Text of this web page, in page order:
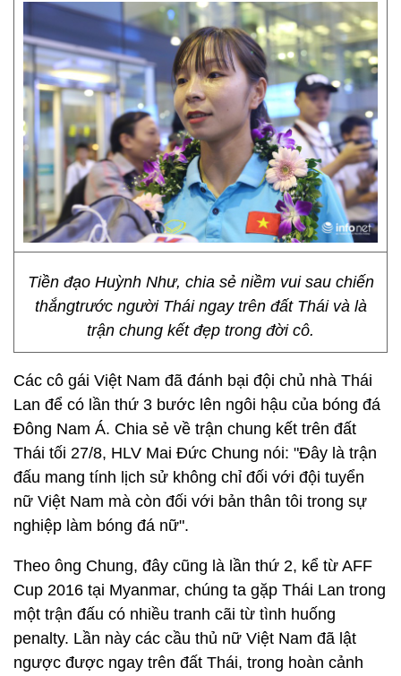
Tiền đạo Huỳnh Như, chia sẻ niềm vui sau chiến
thắngtrước người Thái ngay trên đất Thái và là
trận chung kết đẹp trong đời cô.
Các cô gái Việt Nam đã đánh bại đội chủ nhà Thái
Lan để có lần thứ 3 bước lên ngôi hậu của bóng đá
Đông Nam Á. Chia sẻ về trận chung kết trên đất
Thái tối 27/8, HLV Mai Đức Chung nói: "Đây là trận
đấu mang tính lịch sử không chỉ đối với đội tuyển
nữ Việt Nam mà còn đối với bản thân tôi trong sự
nghiệp làm bóng đá nữ".
Theo ông Chung, đây cũng là lần thứ 2, kể từ AFF
Cup 2016 tại Myanmar, chúng ta gặp Thái Lan trong
một trận đấu có nhiều tranh cãi từ tình huống
penalty. Lần này các cầu thủ nữ Việt Nam đã lật
ngược được ngay trên đất Thái, trong hoàn cảnh